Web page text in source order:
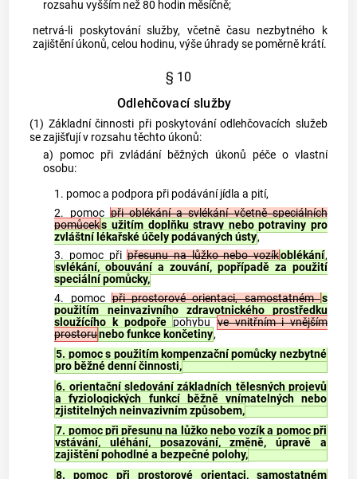
rozsahu vyšším než 80 hodin měsíčně;
netrvá-li poskytování služby, včetně času nezbytného k
zajištění úkonů, celou hodinu, výše úhrady se poměrně krátí.
§ 10
Odlehčovací služby
(1) Základní činnosti při poskytování odlehčovacích služeb
se zajišťují v rozsahu těchto úkonů:
a) pomoc při zvládání běžných úkonů péče o vlastní
osobu:
1. pomoc a podpora při podávání jídla a pití,
2. pomoc při oblékání a svlékání včetně speciálních
pomůceks užitím doplňku stravy nebo potraviny pro
zvláštní lékařské účely podávaných ústy,
3. pomoc při přesunu na lůžko nebo vozíkoblékání,
svlékání, obouvání a zouvání, popřípadě za použití
speciální pomůcky,
4. pomoc při prostorové orientaci, samostatnéms
použitím neinvazivního zdravotnického prostředku
sloužícího k podpoře pohybuve vnitřním i vnějším
prostorunebo funkce končetiny,
5. pomoc s použitím kompenzační pomůcky nezbytné
pro běžné denní činnosti,
6. orientační sledování základních tělesných projevů
a fyziologických funkcí běžně vnímatelných nebo
zjistitelných neinvazivním způsobem,
7. pomoc při přesunu na lůžko nebo vozík a pomoc při
vstávání, uléhání, posazování, změně, úpravě a
zajištění pohodlné a bezpečné polohy,
8. pomoc při prostorové orientaci, samostatném